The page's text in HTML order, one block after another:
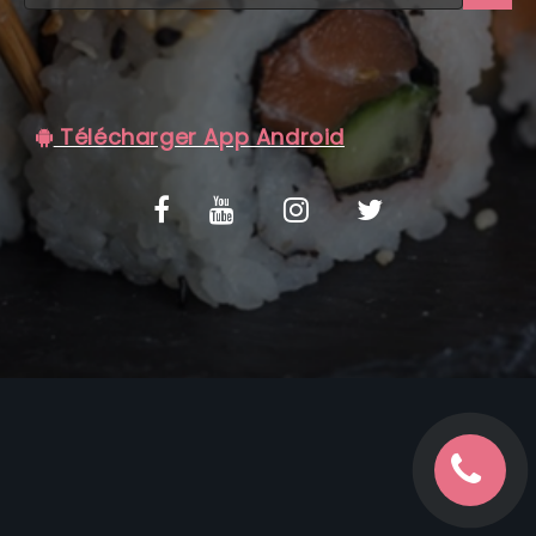
C.G.V
Télécharger App Android